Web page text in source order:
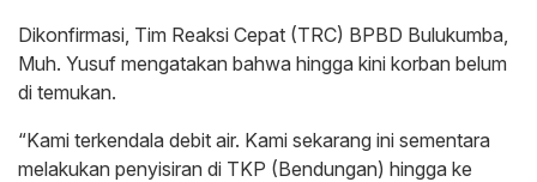
Dikonfirmasi, Tim Reaksi Cepat (TRC) BPBD Bulukumba,
Muh. Yusuf mengatakan bahwa hingga kini korban belum
di temukan.
“Kami terkendala debit air. Kami sekarang ini sementara
melakukan penyisiran di TKP (Bendungan) hingga ke